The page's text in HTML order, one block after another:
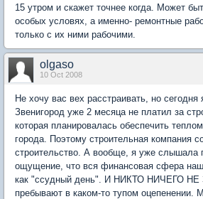
15 утром и скажет точнее когда. Может
особых условях, а именно- ремонтные
только с их ними рабочими.
olgaso
10 Oct 2008
Не хочу вас вех расстраивать, но сегодня
Звенигород уже 2 месяца не платил за
которая планировалась обеспечить
города. Поэтому строительная компания
строительство. А вообще, я уже слышала
ощущение, что вся финансовая сфера
как "ссудный день". И НИКТО НИЧЕГО
пребывают в каком-то тупом оцепенении.